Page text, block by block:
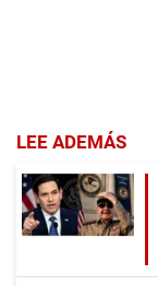
LEE ADEMÁS